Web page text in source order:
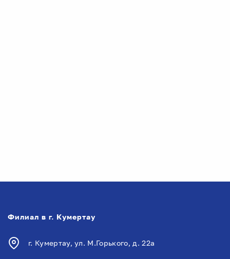
Филиал в г. Кумертау
г. Кумертау, ул. М.Горького, д. 22а